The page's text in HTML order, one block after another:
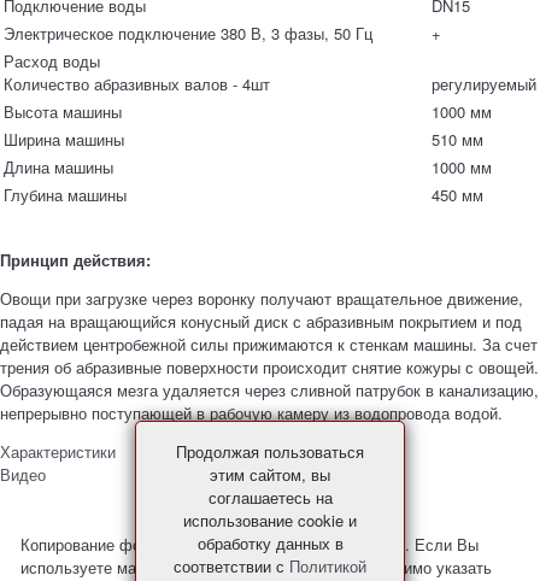
Подключение воды
DN15
Электрическое подключение 380 В, 3 фазы, 50 Гц
+
Расход воды
Количество абразивных валов - 4шт
регулируемый
Высота машины
1000 мм
Ширина машины
510 мм
Длина машины
1000 мм
Глубина машины
450 мм
Принцип действия:
Овощи при загрузке через воронку получают вращательное движение,
падая на вращающийся конусный диск с абразивным покрытием и под
действием центробежной силы прижимаются к стенкам машины. За счет
трения об абразивные поверхности происходит снятие кожуры с овощей.
Образующаяся мезга удаляется через сливной патрубок в канализацию,
непрерывно поступающей в рабочую камеру из водопровода водой.
Характеристики
Видео
Копирование фото и материалов с сайта запрещено. Если Вы
используете материалы с нашего сайта, то необходимо указать
Продолжая пользоваться
этим сайтом, вы
соглашаетесь на
использование cookie и
обработку данных в
соответствии с Политикой